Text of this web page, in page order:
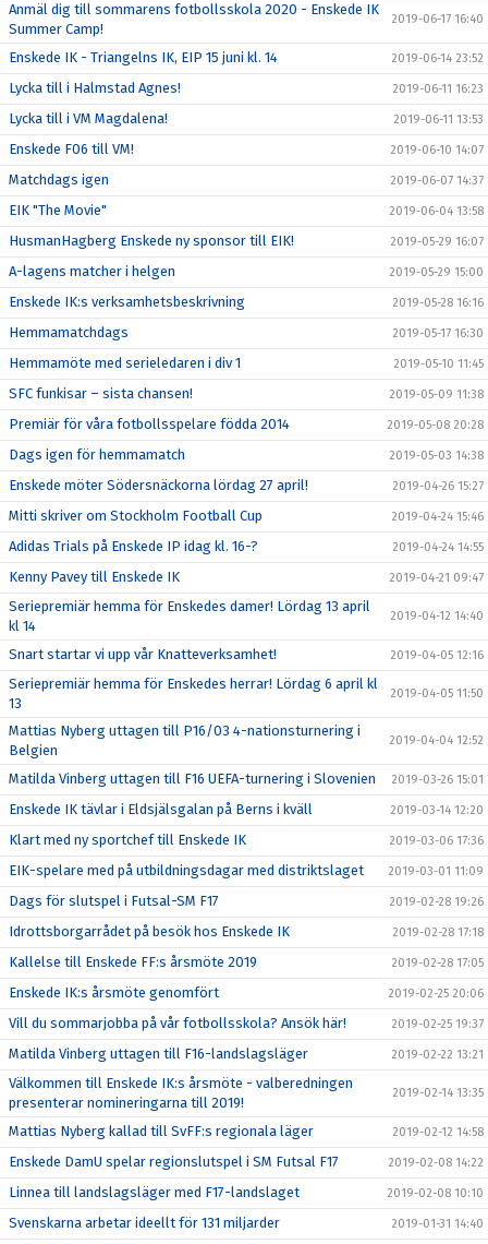
Anmäl dig till sommarens fotbollsskola 2020 - Enskede IK
Summer Camp!
2019-06-17 16:40
Enskede IK - Triangelns IK, EIP 15 juni kl. 14 2019-06-14 23:52
Lycka till i Halmstad Agnes! 2019-06-11 16:23
Lycka till i VM Magdalena! 2019-06-11 13:53
Enskede F06 till VM! 2019-06-10 14:07
Matchdags igen 2019-06-07 14:37
EIK "The Movie" 2019-06-04 13:58
HusmanHagberg Enskede ny sponsor till EIK! 2019-05-29 16:07
A-lagens matcher i helgen 2019-05-29 15:00
Enskede IK:s verksamhetsbeskrivning 2019-05-28 16:16
Hemmamatchdags 2019-05-17 16:30
Hemmamöte med serieledaren i div 1 2019-05-10 11:45
SFC funkisar – sista chansen! 2019-05-09 11:38
Premiär för våra fotbollsspelare födda 2014 2019-05-08 20:28
Dags igen för hemmamatch 2019-05-03 14:38
Enskede möter Södersnäckorna lördag 27 april! 2019-04-26 15:27
Mitti skriver om Stockholm Football Cup 2019-04-24 15:46
Adidas Trials på Enskede IP idag kl. 16-? 2019-04-24 14:55
Kenny Pavey till Enskede IK 2019-04-21 09:47
Seriepremiär hemma för Enskedes damer! Lördag 13 april
kl 14
2019-04-12 14:40
Snart startar vi upp vår Knatteverksamhet! 2019-04-05 12:16
Seriepremiär hemma för Enskedes herrar! Lördag 6 april kl
13
2019-04-05 11:50
Mattias Nyberg uttagen till P16/03 4-nationsturnering i
Belgien
2019-04-04 12:52
Matilda Vinberg uttagen till F16 UEFA-turnering i Slovenien 2019-03-26 15:01
Enskede IK tävlar i Eldsjälsgalan på Berns i kväll 2019-03-14 12:20
Klart med ny sportchef till Enskede IK 2019-03-06 17:36
EIK-spelare med på utbildningsdagar med distriktslaget 2019-03-01 11:09
Dags för slutspel i Futsal-SM F17 2019-02-28 19:26
Idrottsborgarrådet på besök hos Enskede IK 2019-02-28 17:18
Kallelse till Enskede FF:s årsmöte 2019 2019-02-28 17:05
Enskede IK:s årsmöte genomfört 2019-02-25 20:06
Vill du sommarjobba på vår fotbollsskola? Ansök här! 2019-02-25 19:37
Matilda Vinberg uttagen till F16-landslagsläger 2019-02-22 13:21
Välkommen till Enskede IK:s årsmöte - valberedningen
presenterar nomineringarna till 2019!
2019-02-14 13:35
Mattias Nyberg kallad till SvFF:s regionala läger 2019-02-12 14:58
Enskede DamU spelar regionslutspel i SM Futsal F17 2019-02-08 14:22
Linnea till landslagsläger med F17-landslaget 2019-02-08 10:10
Svenskarna arbetar ideellt för 131 miljarder 2019-01-31 14:40